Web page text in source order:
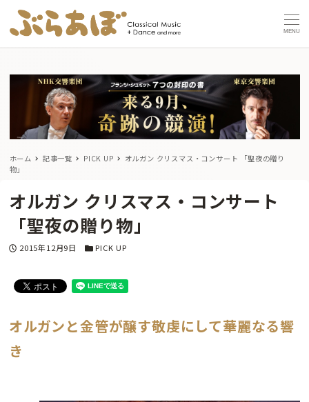
MENU
ホーム 記事一覧 PICK UP
オルガン クリスマス・コンサート 「聖夜の贈り
物」
オルガン クリスマス・コンサート
「聖夜の贈り物」
投稿日
2015年12月9日 カテゴリー
PICK UP
オルガンと金管が醸す敬虔にして華麗なる響
き